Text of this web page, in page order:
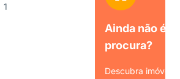
1
Ainda não é
procura?
Descubra imóveis